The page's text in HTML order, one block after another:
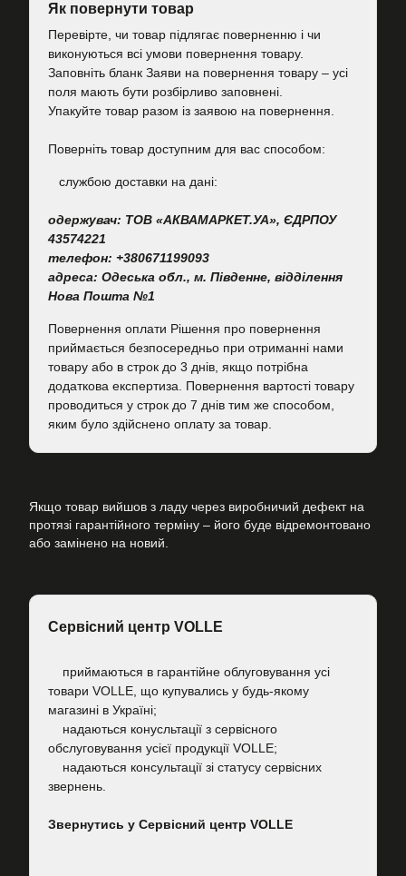
Як повернути товар
Перевірте, чи товар підлягає поверненню і чи
виконуються всі умови повернення товару.
Заповніть бланк Заяви на повернення товару – усі
поля мають бути розбірливо заповнені.
Упакуйте товар разом із заявою на повернення.
Поверніть товар доступним для вас способом:
cлужбою доставки на дані:
одержувач: ТОВ «АКВАМАРКЕТ.УА», ЄДРПОУ
43574221
телефон: +380671199093
адреса: Одеська обл., м. Південне, відділення
Нова Пошта №1
Повернення оплати Рішення про повернення
приймається безпосередньо при отриманні нами
товару або в строк до 3 днів, якщо потрібна
додаткова експертиза. Повернення вартості товару
проводиться у строк до 7 днів тим же способом,
яким було здійснено оплату за товар.
Якщо товар вийшов з ладу через виробничий дефект на
протязі гарантійного терміну – його буде відремонтовано
або замінено на новий.
Сервісний центр VOLLE
приймаються в гарантійне облуговування усі
товари VOLLE, що купувались у будь-якому
магазині в Україні;
надаються конусльтації з сервісного
обслуговування усієї продукції VOLLE;
надаються консультації зі статусу сервісних
звернень.
Звернутись у Сервісний центр VOLLE